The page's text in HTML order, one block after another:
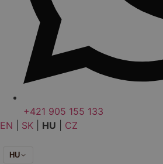
+421 905 155 133
EN
SK HU CZ
HU